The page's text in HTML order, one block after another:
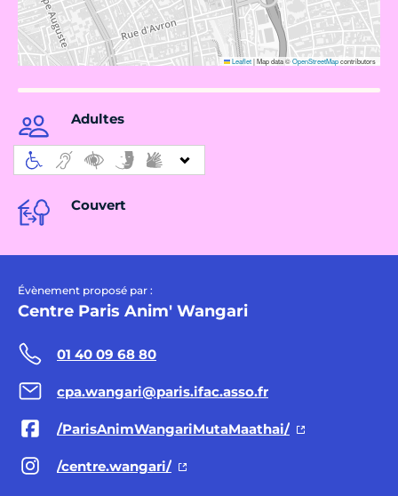
Leaflet|Map data ©OpenStreetMapcontributors
Adultes
Couvert
Évènement proposé par :
Centre Paris Anim' Wangari
01 40 09 68 80
cpa.wangari@paris.ifac.asso.fr
/ParisAnimWangariMutaMaathai/
/centre.wangari/